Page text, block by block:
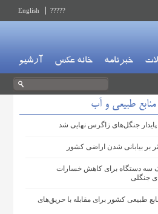
?????
English
خبرنامه خانه عکس آرشیو
منابع طبیعی و آب
جنگل‌های زاگرس نهایی شد
بر بیابانی شدن اراضی کشور
سه دستگاه برای کاهش خسارات
جنگلی
طبیعی کشور برای مقابله با حریق‌های